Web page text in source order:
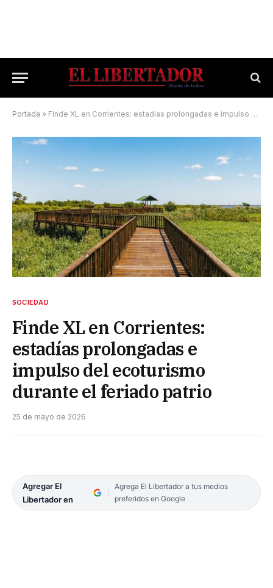
Portada » Finde XL en Corrientes: estadías prolongadas e impulso del ecoturismo durante el feriado patrio
SOCIEDAD
Finde XL en Corrientes:
estadías prolongadas e
impulso del ecoturismo
durante el feriado patrio
25 de mayo de 2026
Agregar El
Libertador en
Agrega El Libertador a tus medios
preferidos en Google